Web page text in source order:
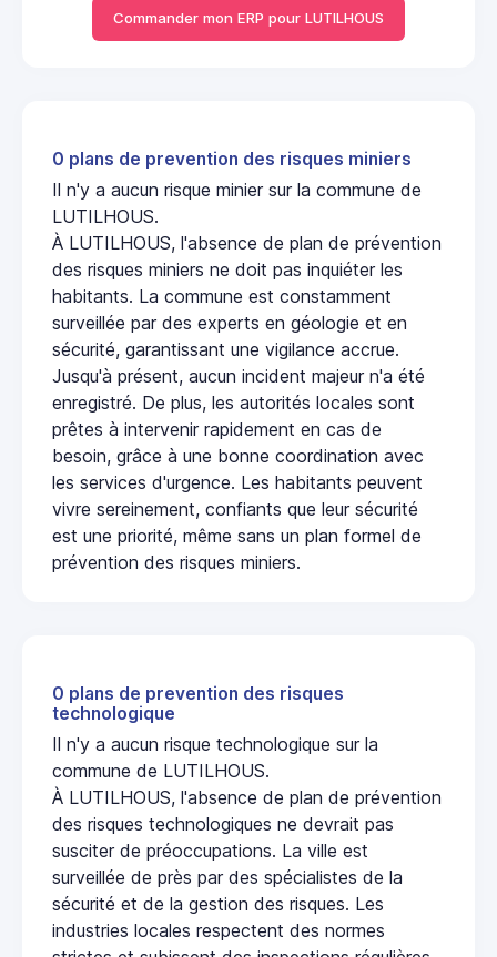
Commander mon ERP pour LUTILHOUS
0 plans de prevention des risques miniers
Il n'y a aucun risque minier sur la commune de
LUTILHOUS.
À LUTILHOUS, l'absence de plan de prévention
des risques miniers ne doit pas inquiéter les
habitants. La commune est constamment
surveillée par des experts en géologie et en
sécurité, garantissant une vigilance accrue.
Jusqu'à présent, aucun incident majeur n'a été
enregistré. De plus, les autorités locales sont
prêtes à intervenir rapidement en cas de
besoin, grâce à une bonne coordination avec
les services d'urgence. Les habitants peuvent
vivre sereinement, confiants que leur sécurité
est une priorité, même sans un plan formel de
prévention des risques miniers.
0 plans de prevention des risques
technologique
Il n'y a aucun risque technologique sur la
commune de LUTILHOUS.
À LUTILHOUS, l'absence de plan de prévention
des risques technologiques ne devrait pas
susciter de préoccupations. La ville est
surveillée de près par des spécialistes de la
sécurité et de la gestion des risques. Les
industries locales respectent des normes